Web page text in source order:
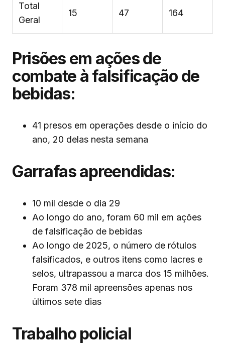
Total
Geral
15 47 164
Prisões em ações de
combate à falsificação de
bebidas:
41 presos em operações desde o início do
ano, 20 delas nesta semana
Garrafas apreendidas:
10 mil desde o dia 29
Ao longo do ano, foram 60 mil em ações
de falsificação de bebidas
Ao longo de 2025, o número de rótulos
falsificados, e outros itens como lacres e
selos, ultrapassou a marca dos 15 milhões.
Foram 378 mil apreensões apenas nos
últimos sete dias
Trabalho policial